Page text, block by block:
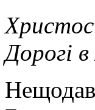
Дорогі